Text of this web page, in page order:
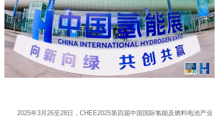
2025年3月26至28日，CHEE2025第四届中国国际氢能及燃料电池产业